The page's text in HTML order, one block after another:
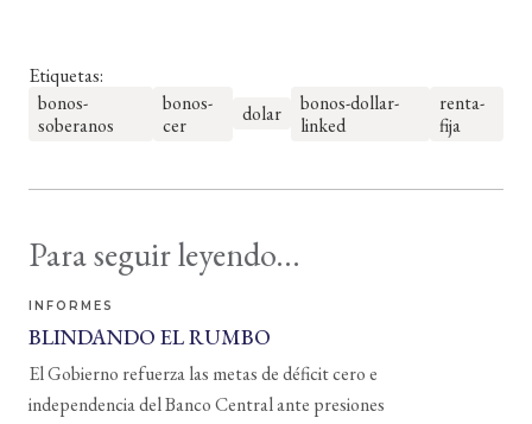
Etiquetas:
bonos-
soberanos
bonos-
cer
dolar
bonos-dollar-
linked
renta-
fija
Para seguir leyendo...
INFORMES
BLINDANDO EL RUMBO
El Gobierno refuerza las metas de déficit cero e
independencia del Banco Central ante presiones